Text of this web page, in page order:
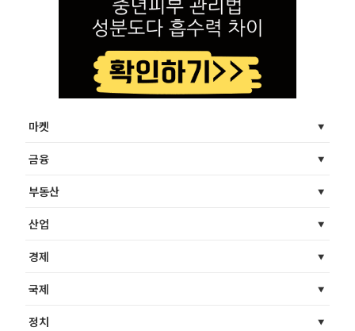
마켓
금융
부동산
산업
경제
국제
정치